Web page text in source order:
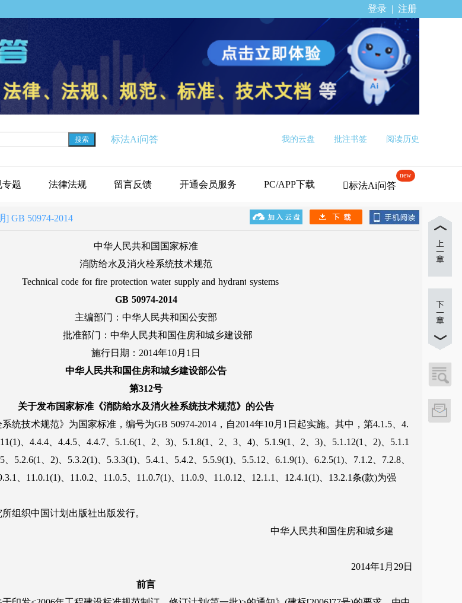
登录 | 注册
搜索 标法Ai问答 我的云盘 批注书签 阅读历史
专题 法律法规 留言反馈 开通会员服务 PC/APP下载 标法Ai问答
new
GB 50974-2014